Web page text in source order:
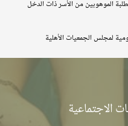
الموهوبين من الأسر ذات الدخل
لمجلس الجمعيات الأهلية
الاجتماعية